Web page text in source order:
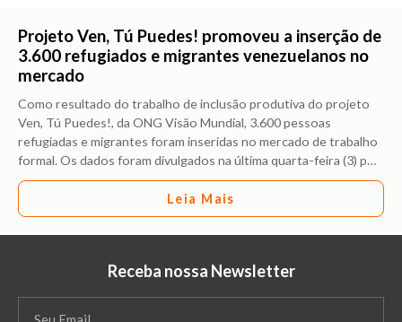
Projeto Ven, Tú Puedes! promoveu a inserção de
3.600 refugiados e migrantes venezuelanos no
mercado
Como resultado do trabalho de inclusão produtiva do projeto
Ven, Tú Puedes!, da ONG Visão Mundial, 3.600 pessoas
refugiadas e migrantes foram inseridas no mercado de trabalho
formal. Os dados foram divulgados na última quarta-feira (3) p…
Leia Mais
Receba nossa Newsletter